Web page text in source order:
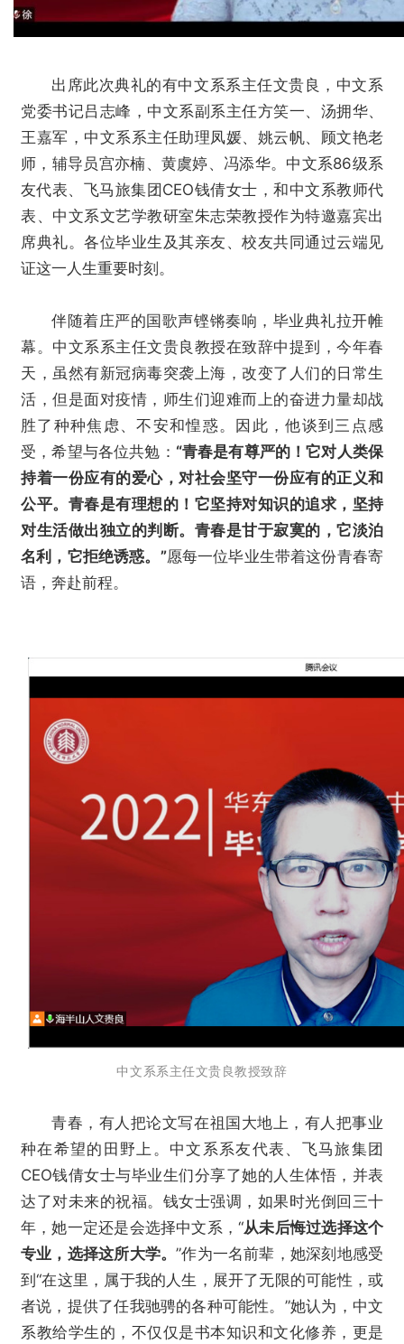
出席此次典礼的有中文系系主任文贵良，中文系
党委书记吕志峰，中文系副系主任方笑一、汤拥华、
王嘉军，中文系系主任助理凤媛、姚云帆、顾文艳老
师，辅导员宫亦楠、黄虞婷、冯添华。中文系86级系
友代表、飞马旅集团CEO钱倩女士，和中文系教师代
表、中文系文艺学教研室朱志荣教授作为特邀嘉宾出
席典礼。各位毕业生及其亲友、校友共同通过云端见
证这一人生重要时刻。
伴随着庄严的国歌声铿锵奏响，毕业典礼拉开帷
幕。中文系系主任文贵良教授在致辞中提到，今年春
天，虽然有新冠病毒突袭上海，改变了人们的日常生
活，但是面对疫情，师生们迎难而上的奋进力量却战
胜了种种焦虑、不安和惶惑。因此，他谈到三点感
受，希望与各位共勉： “青春是有尊严的！它对人类保
持着一份应有的爱心，对社会坚守一份应有的正义和
公平。青春是有理想的！它坚持对知识的追求，坚持
对生活做出独立的判断。青春是甘于寂寞的，它淡泊
名利，它拒绝诱惑。”愿每一位毕业生带着这份青春寄
语，奔赴前程。
中文系系主任文贵良教授致辞
青春，有人把论文写在祖国大地上，有人把事业
种在希望的田野上。中文系系友代表、飞马旅集团
CEO钱倩女士与毕业生们分享了她的人生体悟，并表
达了对未来的祝福。钱女士强调，如果时光倒回三十
年，她一定还是会选择中文系，“从未后悔过选择这个
专业，选择这所大学。”作为一名前辈，她深刻地感受
到“在这里，属于我的人生，展开了无限的可能性，或
者说，提供了任我驰骋的各种可能性。”她认为，中文
系教给学生的，不仅仅是书本知识和文化修养，更是